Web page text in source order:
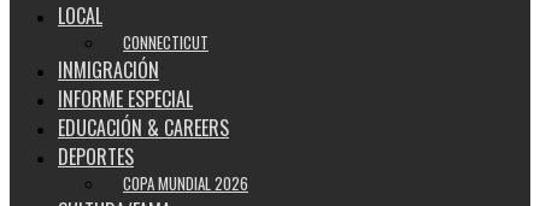
LOCAL
CONNECTICUT
INMIGRACIÓN
INFORME ESPECIAL
EDUCACIÓN & CAREERS
DEPORTES
COPA MUNDIAL 2026